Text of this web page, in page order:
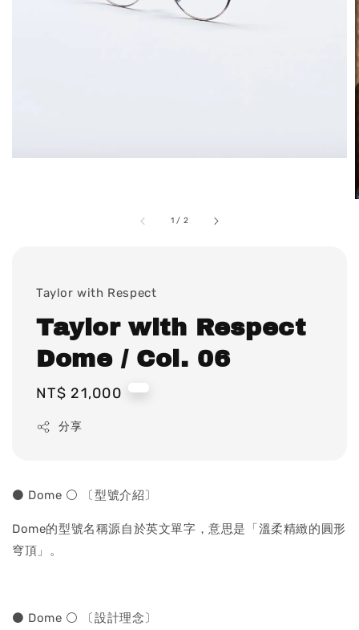
1 / 2
Taylor with Respect
Taylor with Respect
Dome / Col. 06
Regular
NT$ 21,000
分享
⚫ Dome ⚪ 〔型號介紹〕
Dome的型號名稱源自於英文單字，意思是「溫柔精緻的圓形
穹頂」。
⚫ Dome ⚪ 〔設計理念〕